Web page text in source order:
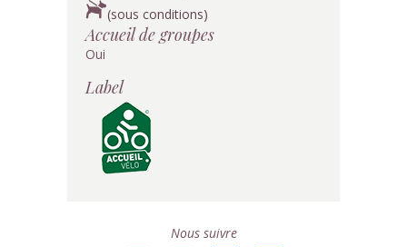
(sous conditions)
Accueil de groupes
Oui
Label
Nous suivre